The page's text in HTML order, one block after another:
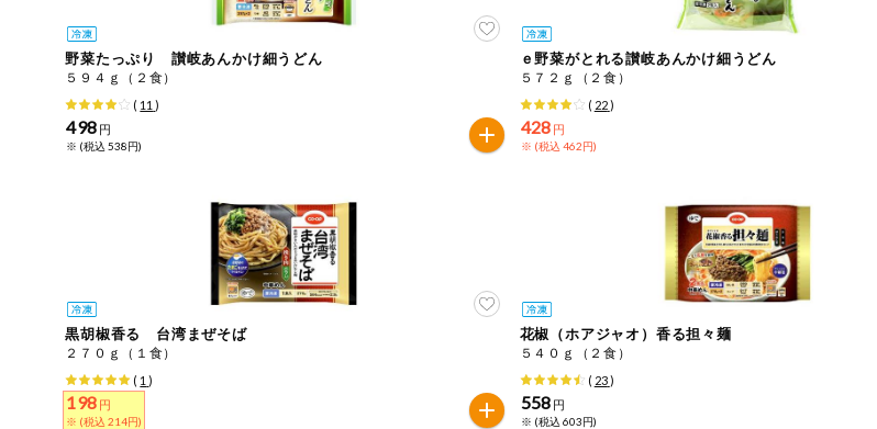
専門ショップサイト
コープしがのサービス
アプリのダウンロード
PC版サイトを表示
ティッシュ・
トイレットペ
ーパー
コスメ＆ボデ
ィケア
ベビー
野菜たっぷり 讃岐あんかけ細うどん
５９４ｇ（２食）
( 11 )
498 円
※ (税込 538円)
ｅ野菜がとれる讃岐あんかけ細うどん
５７２ｇ（２食）
( 22)
428 円
※ (税込 462円)
黒胡椒香る 台湾まぜそば
２７０ｇ（１食）
( 1 )
198 円
※ (税込 214円)
花椒（ホアジャオ）香る担々麺
５４０ｇ（２食）
( 23)
558 円
※ (税込 603円)